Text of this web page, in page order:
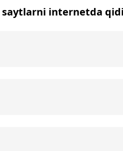
saytlarni internetda